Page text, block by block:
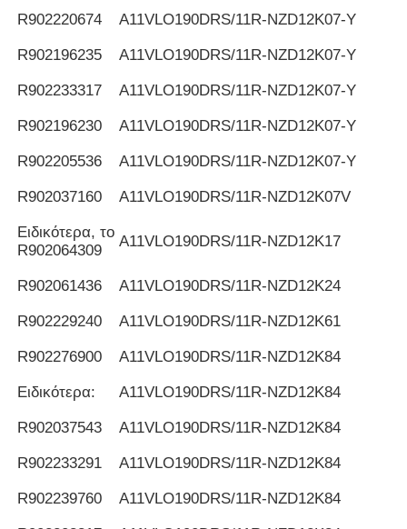
R902220674 Α11VLO190DRS/11R-NZD12K07-Y
R902196235 Α11VLO190DRS/11R-NZD12K07-Y
R902233317 Α11VLO190DRS/11R-NZD12K07-Y
R902196230 Α11VLO190DRS/11R-NZD12K07-Y
R902205536 Α11VLO190DRS/11R-NZD12K07-Y
R902037160 Α11VLO190DRS/11R-NZD12K07V
Ειδικότερα, το
R902064309
Α11VLO190DRS/11R-NZD12K17
R902061436 Α11VLO190DRS/11R-NZD12K24
R902229240 Α11VLO190DRS/11R-NZD12K61
R902276900 Α11VLO190DRS/11R-NZD12K84
Ειδικότερα: Α11VLO190DRS/11R-NZD12K84
R902037543 Α11VLO190DRS/11R-NZD12K84
R902233291 Α11VLO190DRS/11R-NZD12K84
R902239760 Α11VLO190DRS/11R-NZD12K84